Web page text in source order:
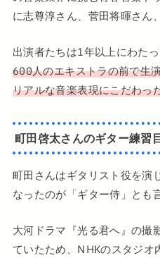
に志尊淳さん、菅田将暉さん
出演者たちは1年以上にわた
600人のエキストラの前で生
リアルな音楽表現にこだわっ
町田啓太さんのギター練習
町田さんはギタリスト役を演
なったのが「ギター侍」とも
大河ドラマ『光る君へ』の撮
ていたため、NHKのスタジオ